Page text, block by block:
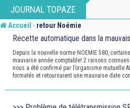
to
content
JOURNAL TOPAZE
Accueil - retour Noémie
Recette automatique dans la
Depuis la nouvelle norme NOEMIE 580,
mauvaise année comptable! 2 raisons
nous a été confirmé par l’organisme mutuelle
formatés et retournaient une mauvaise date